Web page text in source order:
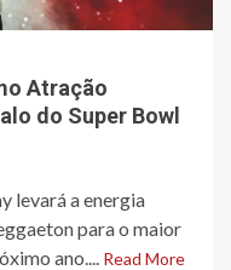
Atração
do Super Bowl
levará a energia
para o maior
ano.... Read More